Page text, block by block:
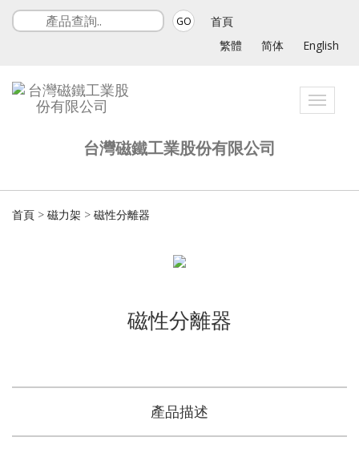
GO
首頁
繁體
简体 English
Toggle
台灣磁鐵工業股份有限公司
首頁 > 磁力架 > 磁性分離器
磁性分離器
產品描述